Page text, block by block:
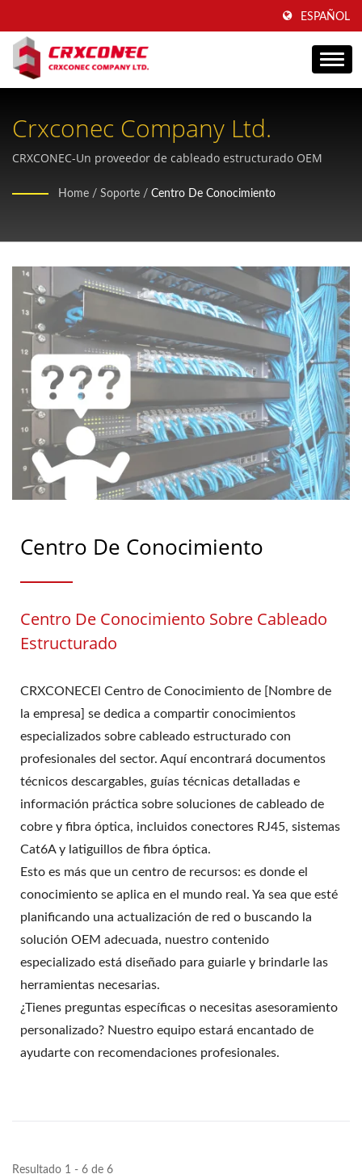
ESPAÑOL
Crxconec Company Ltd.
CRXCONEC-Un proveedor de cableado estructurado OEM
Home / Soporte / Centro De Conocimiento
Centro De Conocimiento
Centro De Conocimiento Sobre Cableado
Estructurado
CRXCONECEl Centro de Conocimiento de [Nombre de
la empresa] se dedica a compartir conocimientos
especializados sobre cableado estructurado con
profesionales del sector. Aquí encontrará documentos
técnicos descargables, guías técnicas detalladas e
información práctica sobre soluciones de cableado de
cobre y fibra óptica, incluidos conectores RJ45, sistemas
Cat6A y latiguillos de fibra óptica.
Esto es más que un centro de recursos: es donde el
conocimiento se aplica en el mundo real. Ya sea que esté
planificando una actualización de red o buscando la
solución OEM adecuada, nuestro contenido
especializado está diseñado para guiarle y brindarle las
herramientas necesarias.
¿Tienes preguntas específicas o necesitas asesoramiento
personalizado? Nuestro equipo estará encantado de
ayudarte con recomendaciones profesionales.
Resultado 1 - 6 de 6